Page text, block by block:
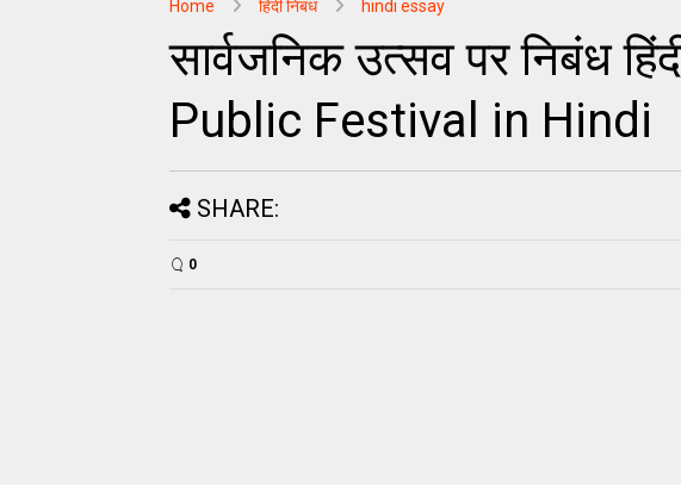
Home हिंदी निबंध hindi essay
सार्वजनिक उत्सव पर निबंध
Public Festival in Hindi
SHARE:
0